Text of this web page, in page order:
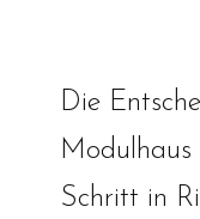
Die
Modulhaus
Schritt in